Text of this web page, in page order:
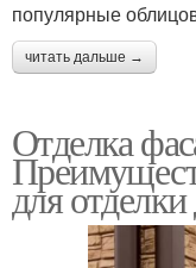
популярные
читать дальше →
Отделка
для